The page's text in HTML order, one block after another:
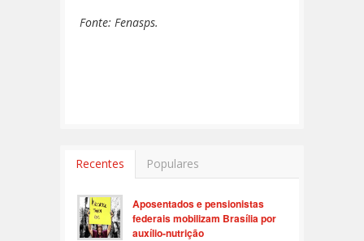
Fonte: Fenasps.
Recentes Populares
Aposentados e pensionistas
federais mobilizam Brasília por
auxílio-nutrição